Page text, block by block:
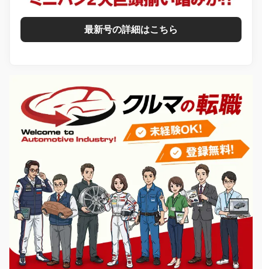
最新号の詳細はこちら